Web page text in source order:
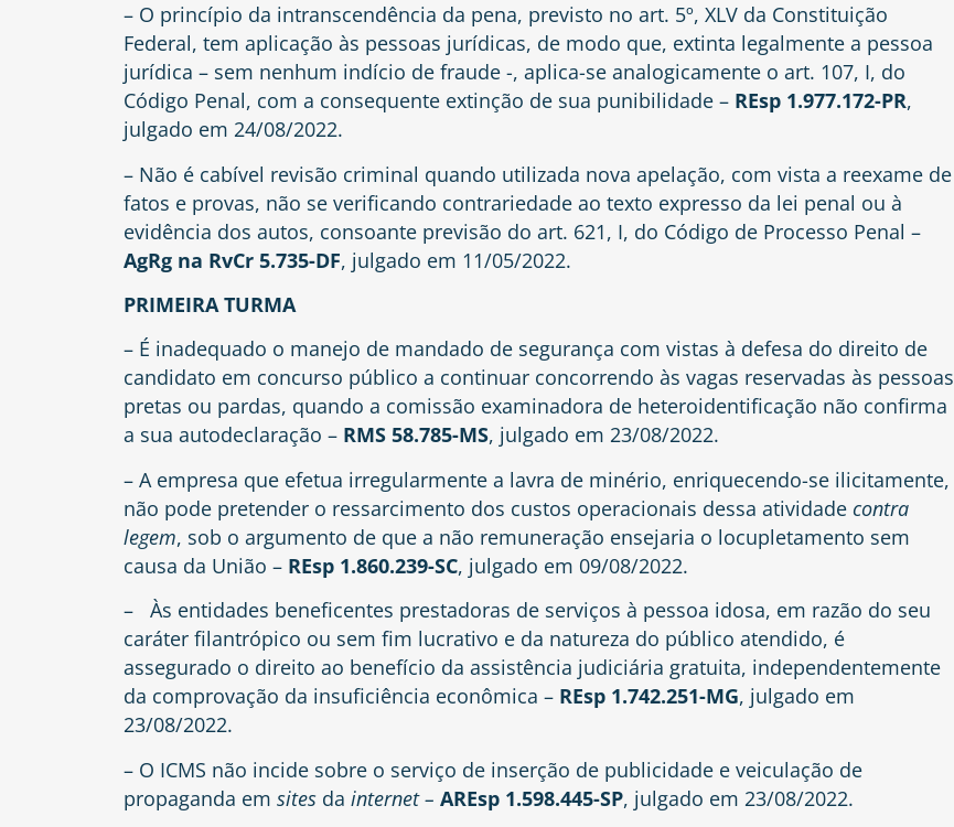
– O princípio da intranscendência da pena, previsto no art. 5º, XLV da Constituição
Federal, tem aplicação às pessoas jurídicas, de modo que, extinta legalmente a pessoa
jurídica – sem nenhum indício de fraude -, aplica-se analogicamente o art. 107, I, do
Código Penal, com a consequente extinção de sua punibilidade – REsp 1.977.172-PR,
julgado em 24/08/2022.
– Não é cabível revisão criminal quando utilizada nova apelação, com vista a reexame de
fatos e provas, não se verificando contrariedade ao texto expresso da lei penal ou à
evidência dos autos, consoante previsão do art. 621, I, do Código de Processo Penal –
AgRg na RvCr 5.735-DF, julgado em 11/05/2022.
PRIMEIRA TURMA
– É inadequado o manejo de mandado de segurança com vistas à defesa do direito de
candidato em concurso público a continuar concorrendo às vagas reservadas às pessoas
pretas ou pardas, quando a comissão examinadora de heteroidentificação não confirma
a sua autodeclaração – RMS 58.785-MS, julgado em 23/08/2022.
– A empresa que efetua irregularmente a lavra de minério, enriquecendo-se ilicitamente,
não pode pretender o ressarcimento dos custos operacionais dessa atividade contra
legem, sob o argumento de que a não remuneração ensejaria o locupletamento sem
causa da União – REsp 1.860.239-SC, julgado em 09/08/2022.
– Às entidades beneficentes prestadoras de serviços à pessoa idosa, em razão do seu
caráter filantrópico ou sem fim lucrativo e da natureza do público atendido, é
assegurado o direito ao benefício da assistência judiciária gratuita, independentemente
da comprovação da insuficiência econômica – REsp 1.742.251-MG, julgado em
23/08/2022.
– O ICMS não incide sobre o serviço de inserção de publicidade e veiculação de
propaganda em sites da internet – AREsp 1.598.445-SP, julgado em 23/08/2022.